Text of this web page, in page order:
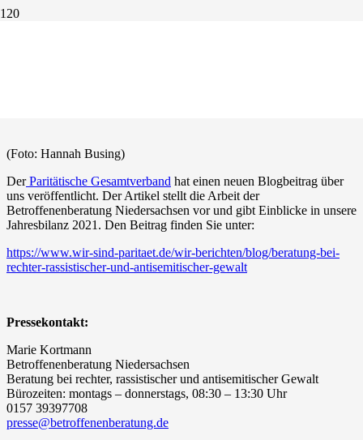
(Foto: Hannah Busing)
DerParitätische Gesamtverband hat einen neuen Blogbeitrag über
uns veröffentlicht. Der Artikel stellt die Arbeit der
Betroffenenberatung Niedersachsen vor und gibt Einblicke in unsere
Jahresbilanz 2021. Den Beitrag finden Sie unter:
https://www.wir-sind-paritaet.de/wir-berichten/blog/beratung-bei-
rechter-rassistischer-und-antisemitischer-gewalt
Pressekontakt:
Marie Kortmann
Betroffenenberatung Niedersachsen
Beratung bei rechter, rassistischer und antisemitischer Gewalt
Bürozeiten: montags – donnerstags, 08:30 – 13:30 Uhr
0157 39397708
presse@betroffenenberatung.de